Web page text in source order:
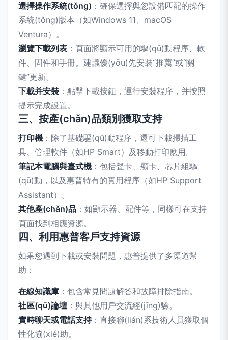
選擇操作系統(tǒng) ：確保選擇與您設備匹配的操作
系統(tǒng)版本（如Windows 11、macOS
Ventura）。
瀏覽下載列表 ：頁面將顯示可用的驅(qū)動程序、軟
件、固件和手冊。建議優(yōu)先安裝“推薦”或“關
鍵”更新。
下載并安裝 ：點擊下載按鈕，運行安裝程序，并按照
提示完成設置。
三、按產(chǎn)品類別獲取支持
打印機 ：除了基礎驅(qū)動程序，還可下載掃描工
具、管理軟件（如HP Smart）及移動打印應用。
筆記本電腦與臺式機 ：包括聲卡、顯卡、芯片組驅
(qū)動，以及惠普特有的實用程序（如HP Support
Assistant）。
其他產(chǎn)品 ：如顯示器、配件等，同樣可在支持
頁面找到相應資源。
四、利用惠普客戶支持資源
如果您遇到下載或安裝問題，惠普提供了多渠道幫
助：
在線知識庫 ：包含常見問題解答和故障排除指南。
社區(qū)論壇 ：與其他用戶交流經(jīng)驗。
實時聊天或電話支持：直接聯(lián)系技術人員獲取個
性化協(xié)助。